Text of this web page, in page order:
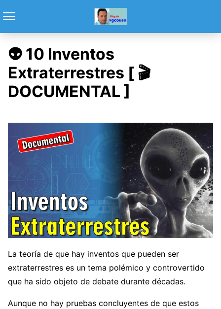
👽 10 Inventos
Extraterrestres [ 🎬
DOCUMENTAL ]
La teoría de que hay inventos que pueden ser
extraterrestres es un tema polémico y controvertido
que ha sido objeto de debate durante décadas.
Aunque no hay pruebas concluyentes de que estos